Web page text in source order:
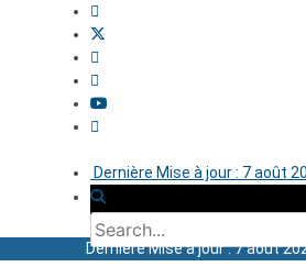
Dernière Mise à jour : 7 août
Dernière Mise à jour : 7 août